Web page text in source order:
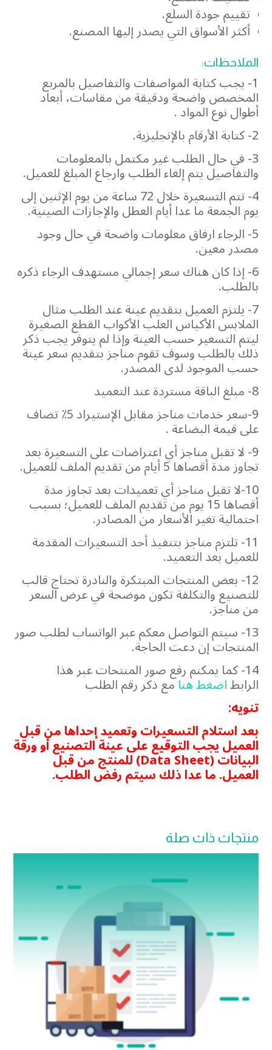
تقييم جودة السلع.
أكثر الأسواق التي يصدر إليها المصنع.
الملاحظات:
1- يجب كتابة المواصفات والتفاصيل بالمربع
المخصص واضحة ودقيقة من مقاسات، أبعاد
أطوال نوع المواد .
2- كتابة الأرقام بالإنجليزية.
3- في حال الطلب غير مكتمل بالمعلومات
والتفاصيل يتم إلغاء الطلب وارجاع المبلغ للعميل.
4- تتم التسعيرة خلال 72 ساعة من يوم الإثنين إلى
يوم الجمعة ما عدا أيام العطل والإجازات الصينية.
5- الرجاء ارفاق معلومات واضحة في حال وجود
مصدر معين.
6- إذا كان هناك سعر إجمالي مستهدف الرجاء ذكره
بالطلب.
7- يلتزم العميل بتقديم عينة عند الطلب مثال
الملابس الأكياس العلب الأكواب القطع الصغيرة
ليتم التسعير حسب العينة وإذا لم يتوفر يجب ذكر
ذلك بالطلب وسوف تقوم مناجز بتقديم سعر عينة
حسب الموجود لدى المصدر.
8- مبلغ الباقة مستردة عند التعميد
9-سعر خدمات مناجز مقابل الإستيراد 5٪؜ تضاف
على قيمة البضاعة .
9- لا تقبل مناجز أي اعتراضات على التسعيرة بعد
تجاوز مدة أقصاها 5 أيام من تقديم الملف للعميل.
10-لا تقبل مناجز أي تعميدات بعد تجاوز مدة
أقصاها 15 يوم من تقديم الملف للعميل؛ بسبب
احتمالية تغير الأسعار من المصادر.
11- تلتزم مناجز بتنفيذ أحد التسعيرات المقدمة
للعميل بعد التعميد.
12- بعض المنتجات المبتكرة والنادرة تحتاج قالب
للتصنيع والتكلفة تكون موضحة في عرض السعر
من مناجز.
13- سيتم التواصل معكم عبر الواتساب لطلب صور
المنتجات إن دعت الحاجة.
14- كما يمكنم رفع صور المنتحات عبر هذا
الرابطاضغط هنامع ذكر رقم الطلب
تنويه:
بعد استلام التسعيرات وتعميد إحداها من قبل
العميل يجب التوقيع على عينة التصنيع أو ورقة
البيانات (Data Sheet) للمنتج من قبل
العميل. ما عدا ذلك سيتم رفض الطلب.
منتجات ذات صلة